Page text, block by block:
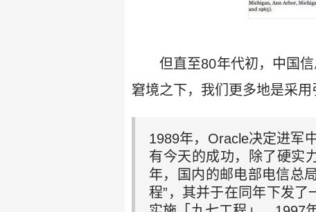
但直至80年代初，中国
窘境之下，我们更多地是采
1989年，Oracle决定进军
有今天的成功，除了硬实
年，国内的邮电部电信总
程”，其并于在同年下发